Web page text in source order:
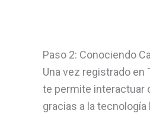
Paso 2: Conociendo
Una vez registrado en
te permite interactuar
gracias a la tecnología